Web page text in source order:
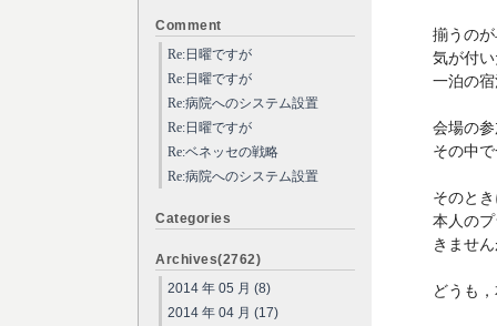
揃うの
気が付
一泊の
会場の
その中
そのと
本人の
きませ
どうも
Comment
Re:日曜ですが
Re:日曜ですが
Re:病院へのシステム設置
Re:日曜ですが
Re:ベネッセの戦略
Re:病院へのシステム設置
Categories
Archives(2762)
2014 年 05 月 (8)
2014 年 04 月 (17)